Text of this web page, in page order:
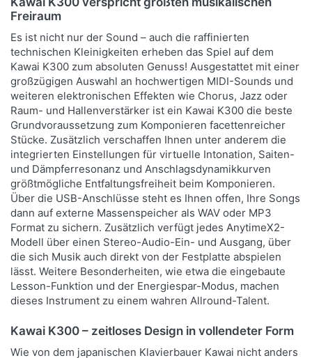
Lieferbar - Lieferzeit 2-3 Wochen
ab 8.390,00 € *
* Preise inkl. MwSt.,Versandkostenfrei (DE) - andere Länder hier klicken
Freiraum
Es ist nicht nur der Sound – auch die raffinierten
technischen Kleinigkeiten erheben das Spiel auf dem
Kawai K300 zum absoluten Genuss! Ausgestattet mit einer
großzügigen Auswahl an hochwertigen MIDI-Sounds und
weiteren elektronischen Effekten wie Chorus, Jazz oder
Raum- und Hallenverstärker ist ein Kawai K300 die beste
Grundvoraussetzung zum Komponieren facettenreicher
Stücke. Zusätzlich verschaffen Ihnen unter anderem die
integrierten Einstellungen für virtuelle Intonation, Saiten-
und Dämpferresonanz und Anschlagsdynamikkurven
größtmögliche Entfaltungsfreiheit beim Komponieren.
Über die USB-Anschlüsse steht es Ihnen offen, Ihre Songs
dann auf externe Massenspeicher als WAV oder MP3
Format zu sichern. Zusätzlich verfügt jedes AnytimeX2-
Modell über einen Stereo-Audio-Ein- und Ausgang, über
die sich Musik auch direkt von der Festplatte abspielen
lässt. Weitere Besonderheiten, wie etwa die eingebaute
Lesson-Funktion und der Energiespar-Modus, machen
dieses Instrument zu einem wahren Allround-Talent.
Kawai K300 – zeitloses Design in vollendeter Form
Wie von dem japanischen Klavierbauer Kawai nicht anders